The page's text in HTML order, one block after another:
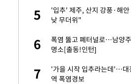
5
'입추' 제주, 산지 강풍·해
낮 무더위"
6
폭염 뚫고 폐터널로…남양
명소[출동!인턴]
7
'가을 시작 입추라는데'…대
역 폭염경보